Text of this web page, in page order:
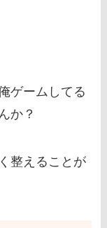
ゲームしてる
か？
整えることが